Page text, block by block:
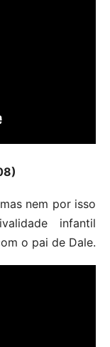
nem por isso
infantil
o pai de Dale.